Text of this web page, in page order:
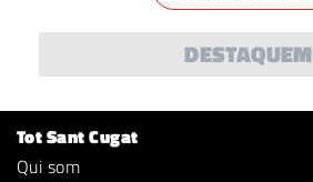
DESTAQUEM
Tot Sant Cugat
Qui som